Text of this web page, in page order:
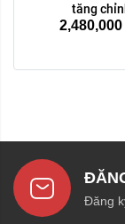
tăng
2,480,000
Đăng